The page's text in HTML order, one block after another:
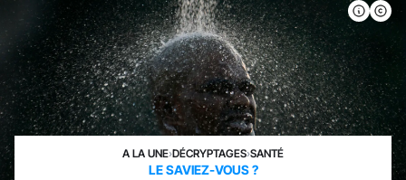
A LA UNE›DÉCRYPTAGES›SANTÉ
LE SAVIEZ-VOUS ?